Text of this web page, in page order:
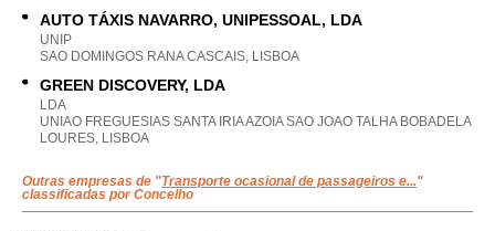
AUTO TÁXIS NAVARRO, UNIPESSOAL, LDA
UNIP
SAO DOMINGOS RANA CASCAIS, LISBOA
GREEN DISCOVERY, LDA
LDA
UNIAO FREGUESIAS SANTA IRIA AZOIA SAO JOAO TALHA BOBADELA
LOURES, LISBOA
Outras empresas de "Transporte ocasional de passageiros e..."
classificadas por Concelho